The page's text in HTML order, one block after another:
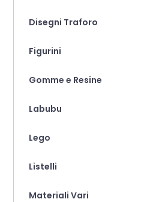
Disegni Traforo
Figurini
Gomme e Resine
Labubu
Lego
Listelli
Materiali Vari